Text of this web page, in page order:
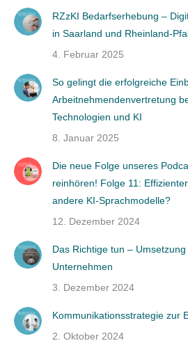
RZzKI Bedarfserhebung –
in Saarland und Rheinland-
4. Februar 2025
So gelingt die erfolgreiche
Arbeitnehmendenvertretung
Technologien und KI
8. Januar 2025
Die neue Folge unseres
reinhören! Folge 11:
andere KI-Sprachmodelle?
12. Dezember 2024
Das Richtige tun –
Unternehmen
3. Dezember 2024
Kommunikationsstrategie zur
2. Oktober 2024